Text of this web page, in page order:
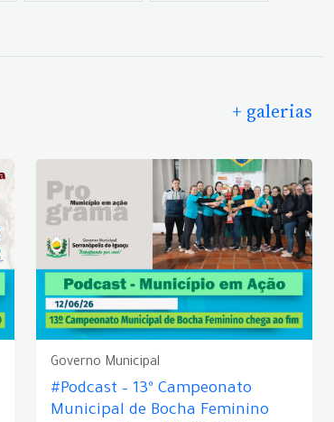
+ galerias
Governo Municipal
#Podcast – 13º Campeonato
Municipal de Bocha Feminino